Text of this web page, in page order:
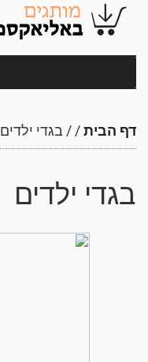
דף הבית/
/ בגדי ילדים
בגדי ילדים